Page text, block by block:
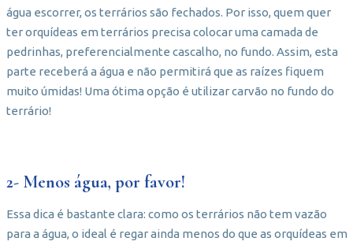
água escorrer, os terrários são fechados. Por isso, quem quer
ter orquídeas em terrários precisa colocar uma camada de
pedrinhas, preferencialmente cascalho, no fundo. Assim, esta
parte receberá a água e não permitirá que as raízes fiquem
muito úmidas! Uma ótima opção é utilizar carvão no fundo do
terrário!
2- Menos água, por favor!
Essa dica é bastante clara: como os terrários não tem vazão
para a água, o ideal é regar ainda menos do que as orquídeas em